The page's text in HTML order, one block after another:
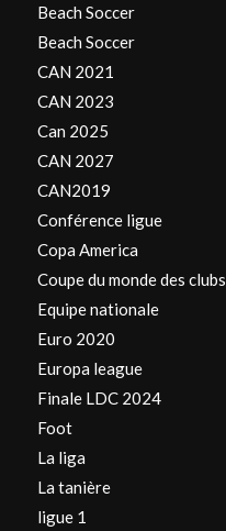
Beach Soccer
Beach Soccer
CAN 2021
CAN 2023
Can 2025
CAN 2027
CAN2019
Conférence ligue
Copa America
Coupe du monde des clubs
Equipe nationale
Euro 2020
Europa league
Finale LDC 2024
Foot
La liga
La tanière
ligue 1